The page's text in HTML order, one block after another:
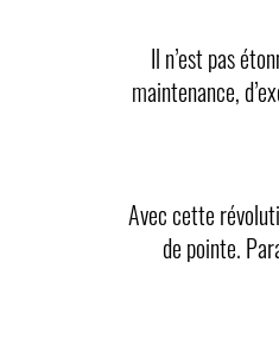
Il n’est pas
maintenance,
Avec cette
de pointe.